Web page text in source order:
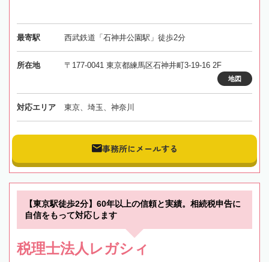
最寄駅 西武鉄道「石神井公園駅」徒歩2分
所在地 〒177-0041 東京都練馬区石神井町3-19-16 2F
地図
対応エリア 東京、埼玉、神奈川
事務所にメールする
【東京駅徒歩2分】60年以上の信頼と実績。相続税申告に
自信をもって対応します
税理士法人レガシィ